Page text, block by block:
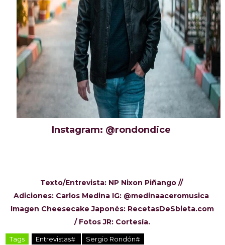
Instagram: @rondondice
Texto/Entrevista: NP Nixon Piñango //
Adiciones: Carlos Medina IG: @medinaaceromusica
Imagen Cheesecake Japonés: RecetasDeSbieta.com
/ Fotos JR: Cortesía.
Tags Entrevistas# Sergio Rondón#